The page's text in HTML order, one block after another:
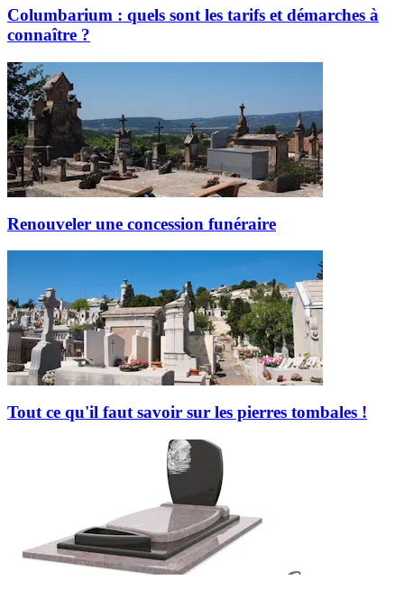
Columbarium : quels sont les tarifs et démarches à
connaître ?
Renouveler une concession funéraire
Tout ce qu'il faut savoir sur les pierres tombales !